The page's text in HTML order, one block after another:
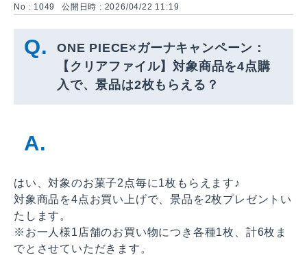
No : 1049
公開日時 : 2026/04/22 11:19
ONE PIECE×ガーナキャンペーン：
【クリアファイル】対象商品を4点購
入で、景品は2枚もらえる？
はい、対象のお菓子2点毎に1枚もらえます♪
対象商品を4点お買い上げで、景品を2枚プレゼントい
たします。
※お一人様1店舗のお買い物につき各種1枚、計6枚ま
でとさせていただきます。